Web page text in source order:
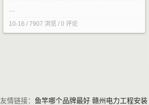
10-16 / 7907 浏览 / 0 评论
友情链接： 鱼竿哪个品牌最好 赣州电力工程安装